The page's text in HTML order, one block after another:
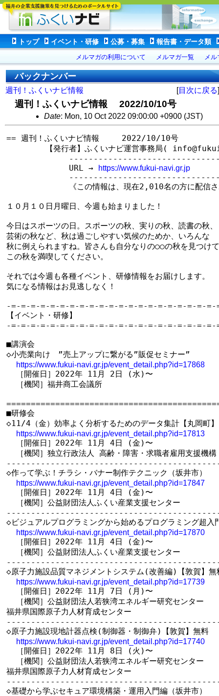
トップ イベント・研修 公募・募集 報告書・データ類
メルマガの利用について メルマガ一覧 メ
バックナンバー
週刊！ふくいナビ情報 [目次に戻る]
週刊！ふくいナビ情報 2022/10/10号
Date: Mon, 10 Oct 2022 09:00:00 +0900 (JST)
== 週刊！ふくいナビ情報　   2022/10/10号
【発行者】ふくいナビ運営事務局(
URL →
https://www.fukui-navi.gr.jp
《この情報は、現在2,010名の方に配信され
１０月１０日月曜日、今週も始まりました！
今日はスポーツの日。スポーツの秋、実りの秋、読書の秋、
芸術の秋など、秋は過ごしやすい気候のためか、いろんな
秋に例えられますね。皆さんも自分なりの○○の秋を見つけ
この秋を満喫してください。
それでは今週も各種イベント、研修情報をお届けします。
気になる情報はお見逃しなく！
-=-=-=-=-=-=-=-=-=-=-=-=-=-=-=-=-=-=-=-=-
【イベント・研修】
-=-=-=-=-=-=-=-=-=-=-=-=-=-=-=-=-=-=-=-=-
■講演会
◇小売業向け　”売上アップに繋がる”販促セミナー”
https://www.fukui-navi.gr.jp/event_detail.php?id=17868
  ［開催日］2022年 11月 2日 (水)〜
  ［機関］福井商工会議所
■研修会
◇11/4（金）効率よく分析するためのデータ集計【丸岡町】
https://www.fukui-navi.gr.jp/event_detail.php?id=17813
  ［開催日］2022年 11月 4日 (金)〜
［機関］独立行政法人 高齢・障害・求職者雇用支援機
◇作って学ぶ！チラシ・バナー制作テクニック（坂井市）
https://www.fukui-navi.gr.jp/event_detail.php?id=17847
  ［開催日］2022年 11月 4日 (金)〜
  ［機関］公益財団法人ふくい産業支援センター
◇ビジュアルプログラミングから始めるプログラミング超入
https://www.fukui-navi.gr.jp/event_detail.php?id=17870
  ［開催日］2022年 11月 4日 (金)〜
  ［機関］公益財団法人ふくい産業支援センター
◇原子力施設品質マネジメントシステム(改善編)【敦賀】無
https://www.fukui-navi.gr.jp/event_detail.php?id=17739
  ［開催日］2022年 11月 7日 (月)〜
  ［機関］公益財団法人若狭湾エネルギー研究センター
福井県国際原子力人材育成センター
◇原子力施設現地計器点検(制御器・制御弁)【敦賀】無料
https://www.fukui-navi.gr.jp/event_detail.php?id=17740
  ［開催日］2022年 11月 8日 (火)〜
  ［機関］公益財団法人若狭湾エネルギー研究センター
福井県国際原子力人材育成センター
◇基礎から学ぶセキュア環境構築・運用入門編（坂井市）